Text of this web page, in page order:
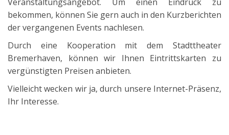
Veranstaltungsangebot. Um einen Eindruck zu
bekommen, können Sie gern auch in den Kurzberichten
der vergangenen Events nachlesen.
Durch eine Kooperation mit dem Stadttheater
Bremerhaven, können wir Ihnen Eintrittskarten zu
vergünstigten Preisen anbieten.
Vielleicht wecken wir ja, durch unsere Internet-Präsenz,
Ihr Interesse.